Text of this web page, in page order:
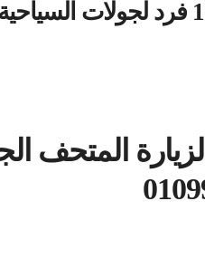
ايجار تويوتا هاي اس 2021 لزيارة